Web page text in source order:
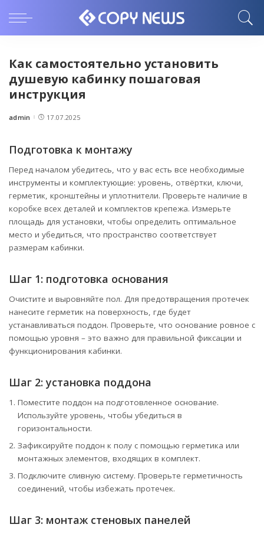
Как самостоятельно установить
душевую кабинку пошаговая
инструкция
Posted
admin 17.07.2025
Подготовка к монтажу
Перед началом убедитесь, что у вас есть все необходимые
инструменты и комплектующие: уровень, отвёртки, ключи,
герметик, кронштейны и уплотнители. Проверьте наличие в
коробке всех деталей и комплектов крепежа. Измерьте
площадь для установки, чтобы определить оптимальное
место и убедиться, что пространство соответствует
размерам кабинки.
Шаг 1: подготовка основания
Очистите и выровняйте пол. Для предотвращения протечек
нанесите герметик на поверхность, где будет
устанавливаться поддон. Проверьте, что основание ровное с
помощью уровня – это важно для правильной фиксации и
функционирования кабинки.
Шаг 2: установка поддона
Поместите поддон на подготовленное основание.
Используйте уровень, чтобы убедиться в
горизонтальности.
Зафиксируйте поддон к полу с помощью герметика или
монтажных элементов, входящих в комплект.
Подключите сливную систему. Проверьте герметичность
соединений, чтобы избежать протечек.
Шаг 3: монтаж стеновых панелей